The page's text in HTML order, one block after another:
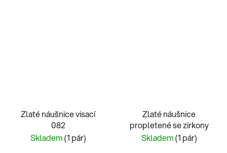
Zlaté náušnice visací
082
Skladem(1 pár)
Zlaté náušnice
propletené se zirkony
Skladem(1 pár)